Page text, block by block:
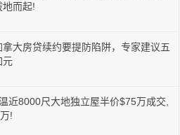
地而起!
拿大房贷续约要提防陷阱，专家建议五
元
近8000尺大地独立屋半价$75万成交,
!